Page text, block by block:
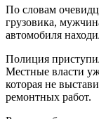
По словам
грузовика,
автомобиля
Полиция
Местные власти
которая не
ремонтных работ.